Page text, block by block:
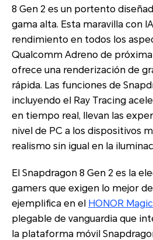
8 Gen 2 es un portento
gama alta. Esta maravilla con
rendimiento en todos los
Qualcomm Adreno de
ofrece una renderización de
rápida. Las funciones de
incluyendo el Ray Tracing
en tiempo real, llevan las
nivel de PC a los dispositivos
realismo sin igual en la
El Snapdragon 8 Gen 2 es la
gamers que exigen lo mejor
ejemplifica en el HONOR
plegable de vanguardia que
la plataforma móvil